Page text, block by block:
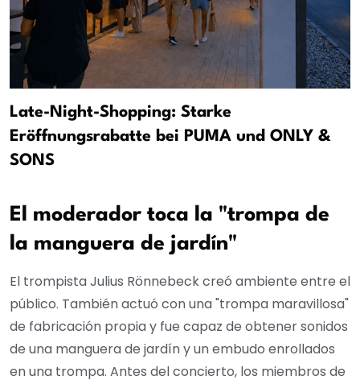
Late-Night-Shopping: Starke
Eröffnungsrabatte bei PUMA und ONLY &
SONS
El moderador toca la "trompa de
la manguera de jardín"
El trompista Julius Rönnebeck creó ambiente entre el
público. También actuó con una "trompa maravillosa"
de fabricación propia y fue capaz de obtener sonidos
de una manguera de jardín y un embudo enrollados
en una trompa. Antes del concierto, los miembros de